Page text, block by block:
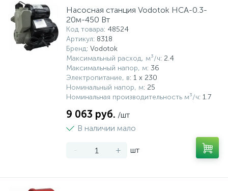
Насосная станция Vodotok НСА-0.3-
20м-450 Вт
Код товара: 48524
Артикул: 8318
Бренд: Vodotok
Максимальный расход, м³/ч: 2.4
Максимальный напор, м: 36
Электропитание, в: 1 x 230
Номинальный напор, м: 25
Номинальная производительность м³/ч: 1.7
9 063 руб. /шт
В наличии мало
- + шт